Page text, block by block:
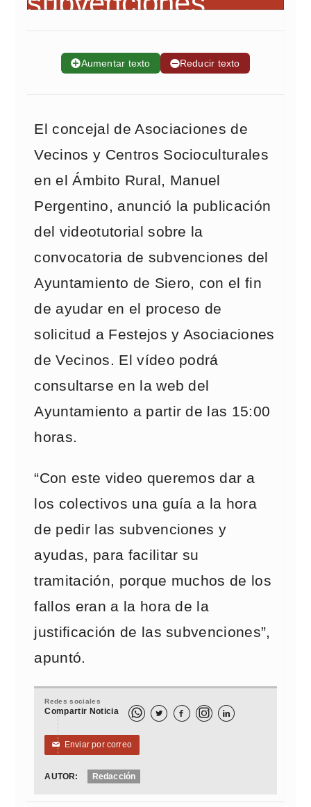
➕Aumentar texto ➖Reducir texto
El concejal de Asociaciones de
Vecinos y Centros Socioculturales
en el Ámbito Rural, Manuel
Pergentino, anunció la publicación
del videotutorial sobre la
convocatoria de subvenciones del
Ayuntamiento de Siero, con el fin
de ayudar en el proceso de
solicitud a Festejos y Asociaciones
de Vecinos. El vídeo podrá
consultarse en la web del
Ayuntamiento a partir de las 15:00
horas.
“Con este video queremos dar a
los colectivos una guía a la hora
de pedir las subvenciones y
ayudas, para facilitar su
tramitación, porque muchos de los
fallos eran a la hora de la
justificación de las subvenciones”,
apuntó.
Redes sociales
Compartir Noticia   
✉ Enviar por correo
AUTOR: Redacción